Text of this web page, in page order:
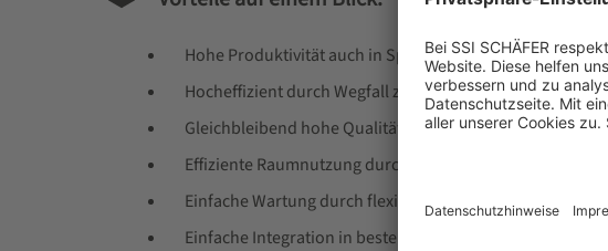
Hohe Produktivität auch in Spitzenzeiten
Hocheffizient durch Wegfall zeitraubender manueller
Gleichbleibend hohe Qualität und Zuverlässigkeit auch
Effiziente Raumnutzung durch hohe Produktdichte
Einfache Wartung durch flexible Produktkanäle
Einfache Integration in bestehende Systeme